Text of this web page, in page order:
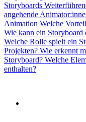
Storyboards
angehende
Animation Welche
Wie kann ein Storyboard
Welche Rolle spielt ein
Projekten? Wie erkennt
Storyboard? Welche
enthalten?